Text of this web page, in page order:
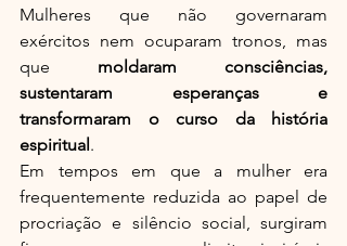
Mulheres que não governaram
exércitos nem ocuparam tronos, mas
que moldaram consciências,
sustentaram esperanças e
transformaram o curso da história
espiritual.
Em tempos em que a mulher era
frequentemente reduzida ao papel de
procriação e silêncio social, surgiram